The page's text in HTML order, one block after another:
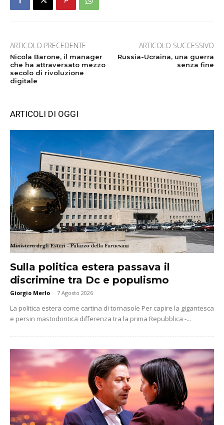
ARTICOLO PRECEDENTE
Nicola Barone, il manager
che ha attraversato mezzo
secolo di rivoluzione
digitale
ARTICOLO SUCCESSIVO
Russia-Ucraina, una guerra
senza fine
ARTICOLI DI OGGI
Sulla politica estera passava il
discrimine tra Dc e populismo
Giorgio Merlo - 7 Agosto 2026
La politica estera come cartina di tornasole Per capire la gigantesca
e persin mastodontica differenza tra la prima Repubblica -...